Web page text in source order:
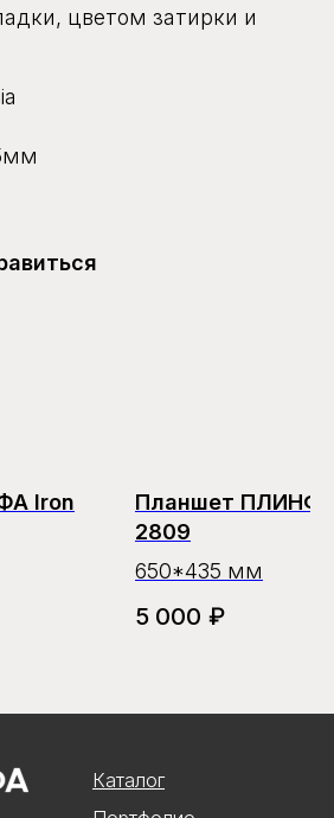
цветом затирки и
Iron
Планшет
2809
650*435 мм
5 000 ₽
Каталог